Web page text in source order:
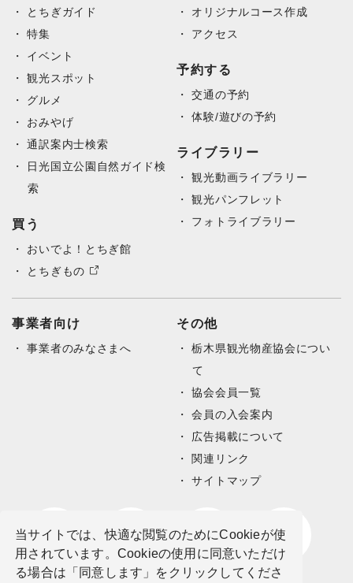
当サイトでは、快適な閲覧のためにCookieが使
用されています。Cookieの使用に同意いただけ
る場合は「同意します」をクリックしてくださ
とちぎガイド
特集
イベント
観光スポット
グルメ
おみやげ
通訳案内士検索
日光国立公園自然ガイド検
索
買う
おいでよ！とちぎ館
とちぎもの
オリジナルコース作成
アクセス
予約する
交通の予約
体験/遊びの予約
ライブラリー
観光動画ライブラリー
観光パンフレット
フォトライブラリー
事業者向け
事業者のみなさまへ
その他
栃木県観光物産協会につい
て
協会会員一覧
会員の入会案内
広告掲載について
関連リンク
サイトマップ